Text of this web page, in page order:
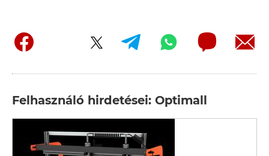
Felhasználó hirdetései: Optimall